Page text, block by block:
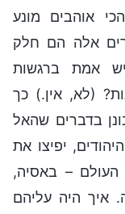
אוהבים מונע
אלה הם חלק
אמת ברגשות
(לא, אין.) כך
בדברים שהאל
יפיצו את
העולם – באסיה,
איך היה עליהם